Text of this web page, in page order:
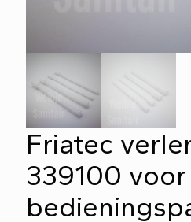
Friatec
339100 voor